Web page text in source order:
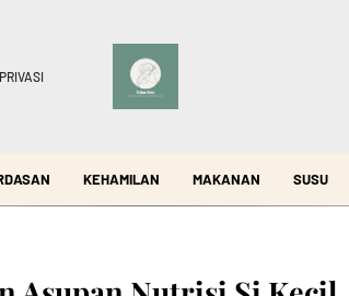
KEHAMILAN MAKANAN SUSU